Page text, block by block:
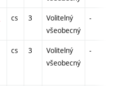
cs 3
Volitelný
všeobecný
-
cs 3
Volitelný
všeobecný
-